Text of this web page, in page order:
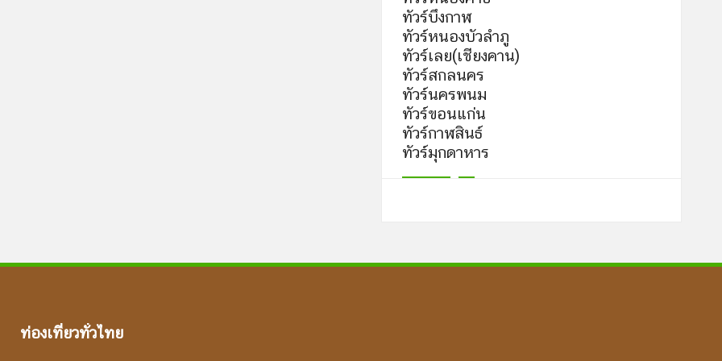
ทัวร์บึงกาฬ
ทัวร์หนองบัวลำภู
ทัวร์เลย(เชียงคาน)
ทัวร์สกลนคร
ทัวร์นครพนม
ทัวร์ขอนแก่น
ทัวร์กาฬสินธ์
ทัวร์มุกดาหาร
ท่องเที่ยวทั่วไทย